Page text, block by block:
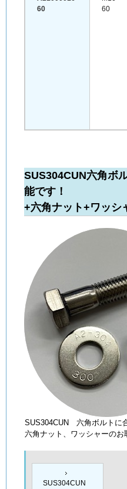
60
60
SUS304CUN六角ボ
能です！
+六角ナット+ワッシ
SUS304CUN 六角ボルトに
六角ナット、ワッシャーのお
SUS304CUN